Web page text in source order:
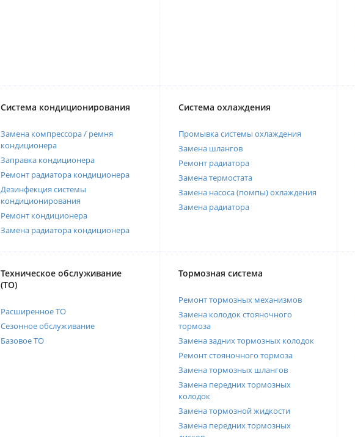
Система кондиционирования
Замена компрессора / ремня
кондиционера
Заправка кондиционера
Ремонт радиатора кондиционера
Дезинфекция системы
кондиционирования
Ремонт кондиционера
Замена радиатора кондиционера
Система охлаждения
Промывка системы охлаждения
Замена шлангов
Ремонт радиатора
Замена термостата
Замена насоса (помпы) охлаждения
Замена радиатора
Техническое обслуживание
(ТО)
Расширенное ТО
Сезонное обслуживание
Базовое ТО
Тормозная система
Ремонт тормозных механизмов
Замена колодок стояночного
тормоза
Замена задних тормозных колодок
Ремонт стояночного тормоза
Замена тормозных шлангов
Замена передних тормозных
колодок
Замена тормозной жидкости
Замена передних тормозных